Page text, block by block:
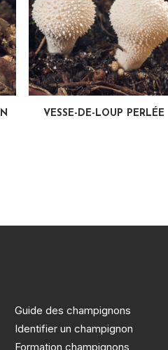
LIRE LA SUITE
VESSE-DE-LOUP PERLÉE
Guide des champignons
Identifier un champignon
Formation champignons